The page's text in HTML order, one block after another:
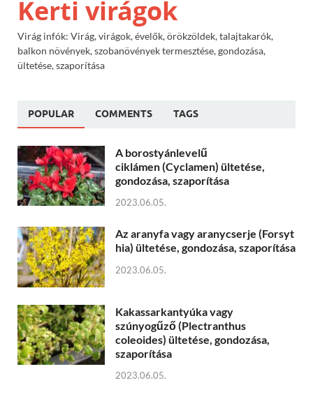
Kerti virágok
Virág infók: Virág, virágok, évelők, örökzöldek, talajtakarók,
balkon növények, szobanövények termesztése, gondozása,
ültetése, szaporítása
POPULAR COMMENTS TAGS
A borostyánlevelű
ciklámen (Cyclamen) ültetése,
gondozása, szaporítása
2023.06.05.
Az aranyfa vagy aranycserje (Forsyt
hia) ültetése, gondozása, szaporítása
2023.06.05.
Kakassarkantyúka vagy
szúnyogűző (Plectranthus
coleoides) ültetése, gondozása,
szaporítása
2023.06.05.